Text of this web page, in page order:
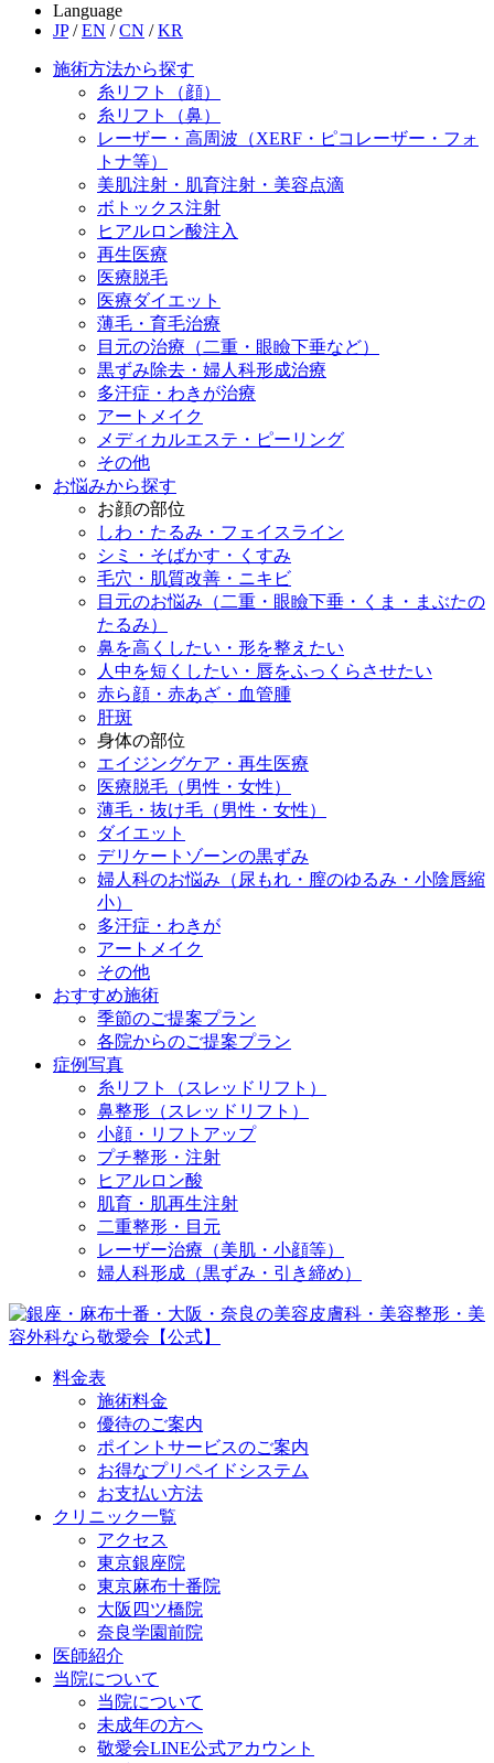
Language
JP / EN / CN / KR
施術方法から探す
糸リフト（顔）
糸リフト（鼻）
レーザー・高周波（XERF・ピコレーザー・フォ
トナ等）
美肌注射・肌育注射・美容点滴
ボトックス注射
ヒアルロン酸注入
再生医療
医療脱毛
医療ダイエット
薄毛・育毛治療
目元の治療（二重・眼瞼下垂など）
黒ずみ除去・婦人科形成治療
多汗症・わきが治療
アートメイク
メディカルエステ・ピーリング
その他
お悩みから探す
お顔の部位
しわ・たるみ・フェイスライン
シミ・そばかす・くすみ
毛穴・肌質改善・ニキビ
目元のお悩み（二重・眼瞼下垂・くま・まぶたの
たるみ）
鼻を高くしたい・形を整えたい
人中を短くしたい・唇をふっくらさせたい
赤ら顔・赤あざ・血管腫
肝斑
身体の部位
エイジングケア・再生医療
医療脱毛（男性・女性）
薄毛・抜け毛（男性・女性）
ダイエット
デリケートゾーンの黒ずみ
婦人科のお悩み（尿もれ・膣のゆるみ・小陰唇縮
小）
多汗症・わきが
アートメイク
その他
おすすめ施術
季節のご提案プラン
各院からのご提案プラン
症例写真
糸リフト（スレッドリフト）
鼻整形（スレッドリフト）
小顔・リフトアップ
プチ整形・注射
ヒアルロン酸
肌育・肌再生注射
二重整形・目元
レーザー治療（美肌・小顔等）
婦人科形成（黒ずみ・引き締め）
料金表
施術料金
優待のご案内
ポイントサービスのご案内
お得なプリペイドシステム
お支払い方法
クリニック一覧
アクセス
東京銀座院
東京麻布十番院
大阪四ツ橋院
奈良学園前院
医師紹介
当院について
当院について
未成年の方へ
敬愛会LINE公式アカウント